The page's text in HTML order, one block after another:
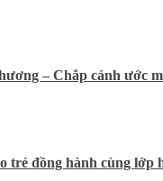
– Chắp cánh ước
trẻ đồng hành cùng lớp